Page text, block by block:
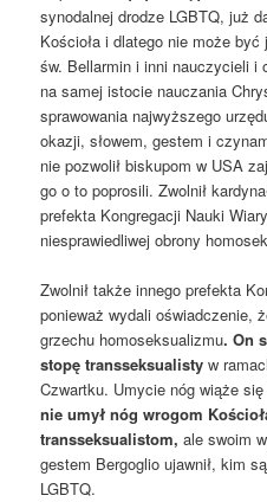
synodalnej drodze LGBTQ, już
Kościoła i dlatego nie może
św. Bellarmin i inni nauczycieli i
na samej istocie nauczania
sprawowania najwyższego
okazji, słowem, gestem i
nie pozwolił biskupom w USA
go o to poprosili. Zwolnił
prefekta Kongregacji Nauki
niesprawiedliwej obrony
Zwolnił także innego prefekta
ponieważ wydali oświadczenie,
grzechu homoseksualizmu. On
stopę transseksualistyw
Czwartku. Umycie nóg wiąże
nie umył nóg wrogom
transseksualistom,ale swoim
gestem Bergoglio ujawnił, kim
LGBTQ.